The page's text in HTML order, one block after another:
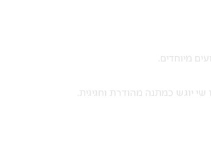
מיוחדים.
יוגש כמתנה מהודרת וחגיגית.